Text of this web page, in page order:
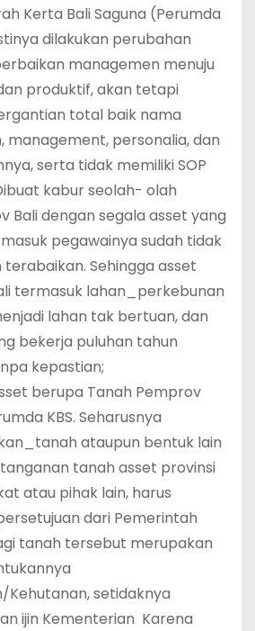
Kerta Bali Saguna (Perumda
dilakukan perubahan
managemen menuju
produktif, akan tetapi
total baik nama
management, personalia, dan
serta tidak memiliki SOP
kabur seolah- olah
Bali dengan segala asset yang
pegawainya sudah tidak
terabaikan. Sehingga asset
termasuk lahan_perkebunan
lahan tak bertuan, dan
bekerja puluhan tahun
kepastian;
berupa Tanah Pemprov
KBS. Seharusnya
ataupun bentuk lain
tanah asset provinsi
atau pihak lain, harus
dari Pemerintah
tanah tersebut merupakan
Kehutanan, setidaknya
ijin Kementerian Karena